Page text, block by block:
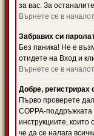
за вас. За
Върнете се в
Забравих си
Без паника! Не е
отидете на Вход и
Върнете се в
Добре, регистрирах
Първо проверете
COPPA-поддръжката
инструкциите,
че да се налага